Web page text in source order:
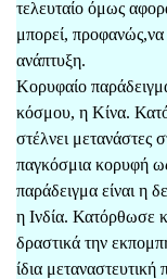
τελευταίο όμως
μπορεί,
ανάπτυξη.
Κορυφαίο
κόσμου, η Κίνα.
στέλνει μετανάστες
παγκόσμια κορυφή
παράδειγμα είναι η
η Ινδία. Κατόρθωσε
δραστικά την
ίδια μεταναστευτική